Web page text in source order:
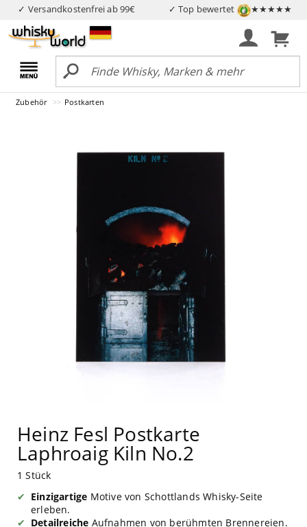
✓ Versandkostenfrei ab 99€ ✓ Top bewertet ★★★★★
Zubehör Postkarten
Heinz Fesl Postkarte
Laphroaig Kiln No.2
1 Stück
Einzigartige Motive von Schottlands Whisky-Seite
erleben.
Detailreiche Aufnahmen von berühmten Brennereien.